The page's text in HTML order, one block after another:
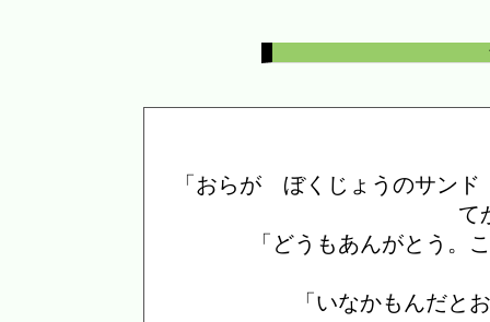
「おらが ぼくじょうのサン
て
「どうもあんがとう
「いなかもんだと